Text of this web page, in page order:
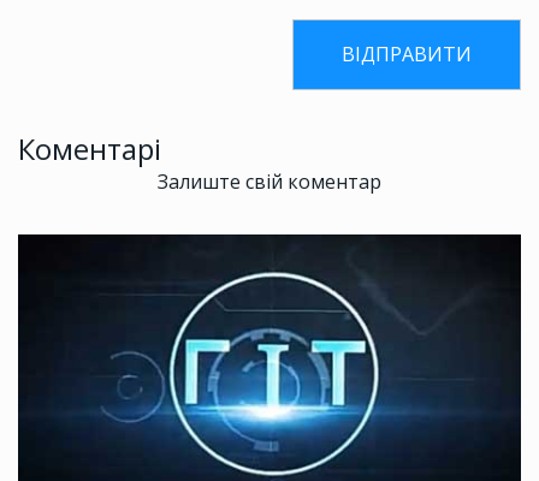
Коментарі
Залиште свій коментар